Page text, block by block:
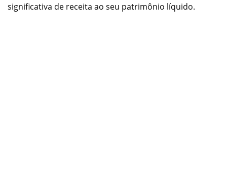
significativa de receita ao seu patrimônio líquido.